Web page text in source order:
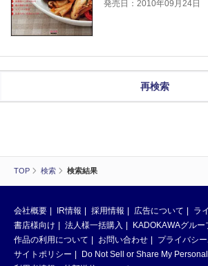
TOP 検索 検索結果
発売日：2010年09月24日
再検索
会社概要 IR情報 採用情報 広告について
ラ
書店様向け
法人様一括購入
KADOKAWAグルー
作品の利用について
お問い合わせ
プライバシ
サイトポリシー
Do Not Sell or Share My